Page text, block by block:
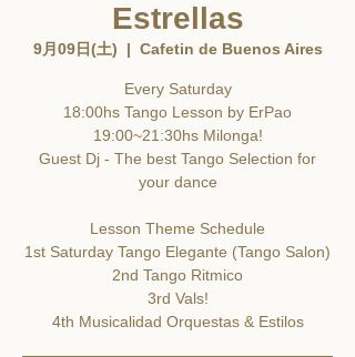
Estrellas
9月09日(土)
  |
Cafetin de Buenos Aires
Every Saturday
18:00hs Tango Lesson by ErPao
19:00~21:30hs Milonga!
Guest Dj - The best Tango Selection for
your dance
Lesson Theme Schedule
1st Saturday Tango Elegante (Tango Salon)
2nd Tango Ritmico
3rd Vals!
4th Musicalidad Orquestas & Estilos